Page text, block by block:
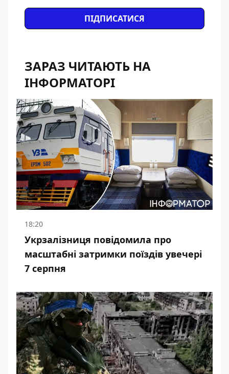
ПІДПИСАТИСЯ
ЗАРАЗ ЧИТАЮТЬ НА
ІНФОРМАТОРІ
18:20
Укрзалізниця повідомила про
масштабні затримки поїздів увечері
7 серпня